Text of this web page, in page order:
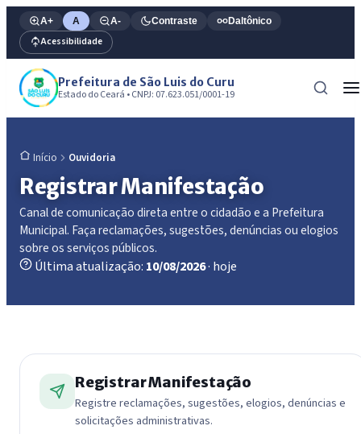
A+ A A- Contraste Daltônico
Acessibilidade
Prefeitura de São Luis do Curu
Estado do Ceará • CNPJ: 07.623.051/0001-19
Início Ouvidoria
Registrar Manifestação
Canal de comunicação direta entre o cidadão e a Prefeitura
Municipal. Faça reclamações, sugestões, denúncias ou elogios
sobre os serviços públicos.
Última atualização: 10/08/2026· hoje
Registrar Manifestação
Registre reclamações, sugestões, elogios, denúncias e
solicitações administrativas.